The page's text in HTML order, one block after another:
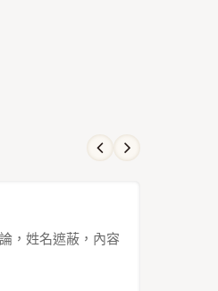
，姓名遮蔽，內容